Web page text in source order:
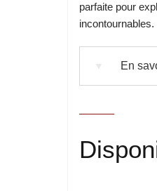
parfaite pour
incontournables.
En